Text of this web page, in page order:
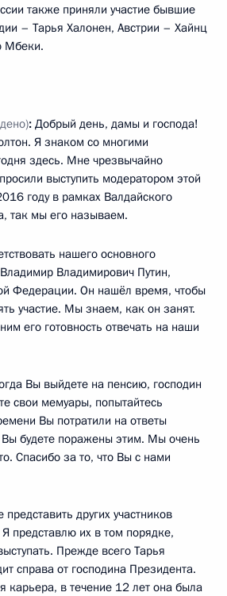
также приняли участие бывшие
– Тарья Халонен, Австрии – Хайнц
Мбеки.
: Добрый день, дамы и господа!
Я знаком со многими
здесь. Мне чрезвычайно
выступить модератором этой
году в рамках Валдайского
так мы его называем.
нашего основного
Владимирович Путин,
Федерации. Он нашёл время, чтобы
участие. Мы знаем, как он занят.
его готовность отвечать на наши
Вы выйдете на пенсию, господин
свои мемуары, попытайтесь
Вы потратили на ответы
будете поражены этим. Мы очень
Спасибо за то, что Вы с нами
других участников
представлю их в том порядке,
Прежде всего Тарья
справа от господина Президента.
карьера, в течение 12 лет она была